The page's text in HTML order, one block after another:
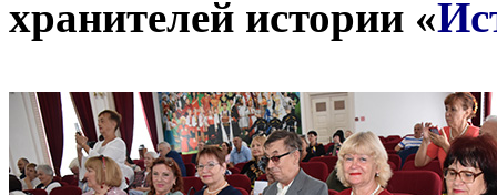
хранителей истории «